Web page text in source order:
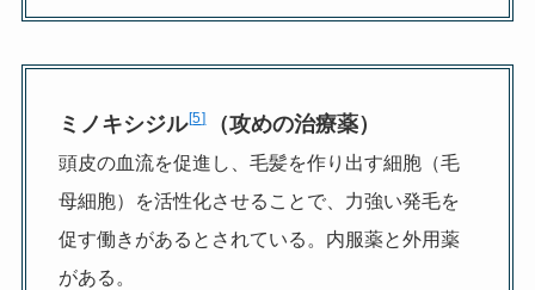
ミノキシジル 5 （攻めの治療薬）
頭皮の血流を促進し、毛髪を作り出す細胞（毛
母細胞）を活性化させることで、力強い発毛を
促す働きがあるとされている。内服薬と外用薬
がある。